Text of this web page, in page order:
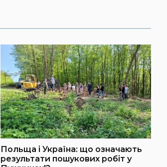
Польща і Україна: що означають
результати пошукових робіт у